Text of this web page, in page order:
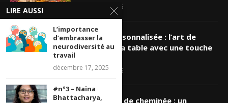
mars 19, 2026
Nappe personnalisée : l’art de
sublimer sa table avec une touche
mars 16, 2026
Ramonage de cheminée : un
LIRE AUSSI
L’importance
d’embrasser la
neurodiversité au
travail
décembre 17, 2025
#n°3 – Naina
Bhattacharya,